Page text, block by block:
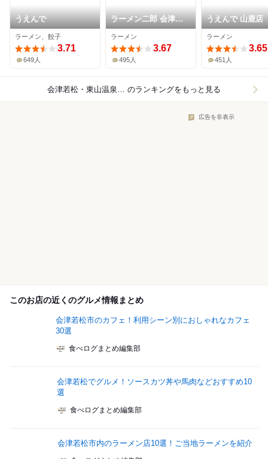
うえんで
ラーメン、餃子
3.71
649人
ラーメン二郎 会津若
松駅前店
ラーメン
3.67
495人
うえんで 山鹿店
ラーメン
3.65
451人
会津若松・東山温泉×ラーメン のランキングをもっと見る
広告を非表示
このお店の近くのグルメ情報まとめ
会津若松市のカフェ！利用シーン別におしゃれなカフェ
30選
食べログまとめ編集部
会津若松でグルメ！ソースカツ丼や馬肉などおすすめ10
選
食べログまとめ編集部
会津若松市内のラーメン店10選！ご当地ラーメンを紹介